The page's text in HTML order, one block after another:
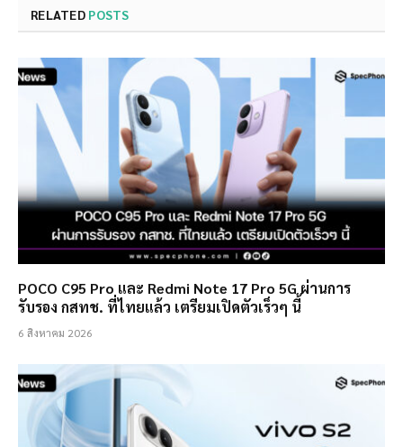
RELATED POSTS
POCO C95 Pro และ Redmi Note 17 Pro 5G ผ่านการ
รับรอง กสทช. ที่ไทยแล้ว เตรียมเปิดตัวเร็วๆ นี้
6 สิงหาคม 2026